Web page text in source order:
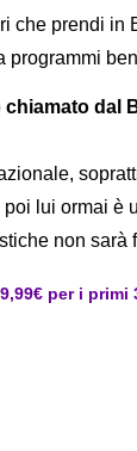
che prendi
dal
lui ormai è
non sarà
per i